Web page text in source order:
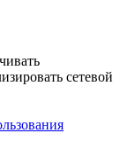
сетевой